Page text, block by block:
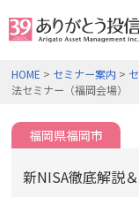
HOME > セミナー案内 >
法セミナー（福岡会場）
福岡県福岡市
新NISA徹底解説